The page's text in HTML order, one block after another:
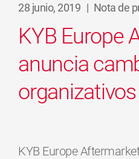
28 junio, 2019 | Nota de
KYB Europe
anuncia
organizativos
KYB Europe